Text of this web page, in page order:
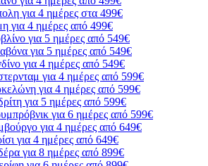
για 4 ημέρες στα 499€
για 4 ημέρες από 499€
για 5 ημέρες από 549€
για 5 ημέρες από 549€
για 4 ημέρες από 549€
για 4 ημέρες από 599€
για 4 ημέρες από 599€
για 5 ημέρες από 599€
για 6 ημέρες από 599€
για 4 ημέρες από 649€
για 4 ημέρες από 649€
για 8 ημέρες από 899€